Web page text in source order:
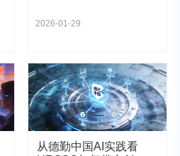
2026-01-29
从德勤中国AI实践看